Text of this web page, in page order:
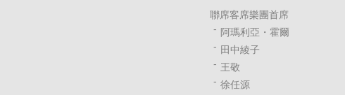
聯席客席樂團首席
阿瑪利亞・霍爾
田中綾子
王敬
徐任源